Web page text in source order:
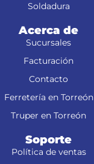
Soldadura
Acerca de
Sucursales
Facturación
Contacto
Ferretería en Torreón
Truper en Torreón
Soporte
Política de ventas